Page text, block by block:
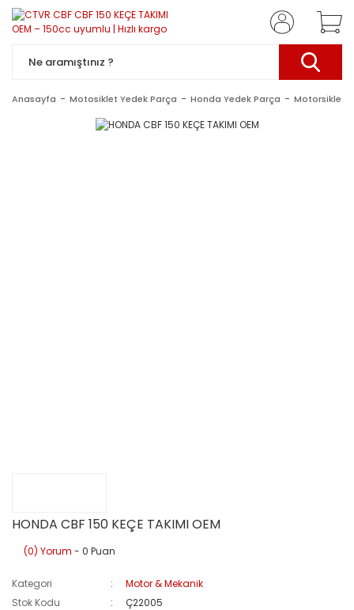
Anasayfa Motosiklet Yedek Parça Honda Yedek Parça Motorsiklet
HONDA CBF 150 KEÇE TAKIMI OEM
(0) Yorum - 0 Puan
Kategori
Motor & Mekanik
Stok Kodu
Ç22005